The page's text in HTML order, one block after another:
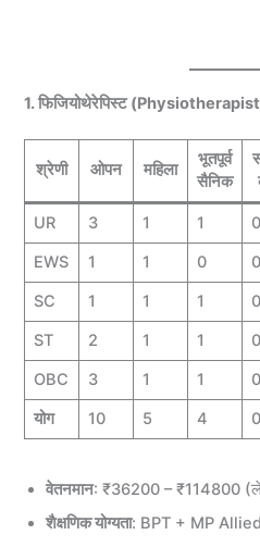
1. फिजियोथेरेपिस्ट
श्रेणी ओपन महिला
भूतपूर्व
सैनिक
UR 3 1 1 0
EWS
1 1 0 0
SC
1 1 1 0
ST
2 1 1 0
OBC
3 1 1 0
योग
10 5 4 0
वेतनमान: ₹36200 – ₹114800
शैक्षणिक योग्यता: BPT + MP